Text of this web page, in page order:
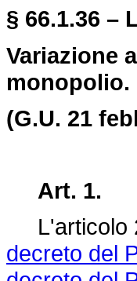
§ 66.1.36 –
Variazione
monopolio.
(G.U. 21
Art. 1.
L'articolo
decreto del